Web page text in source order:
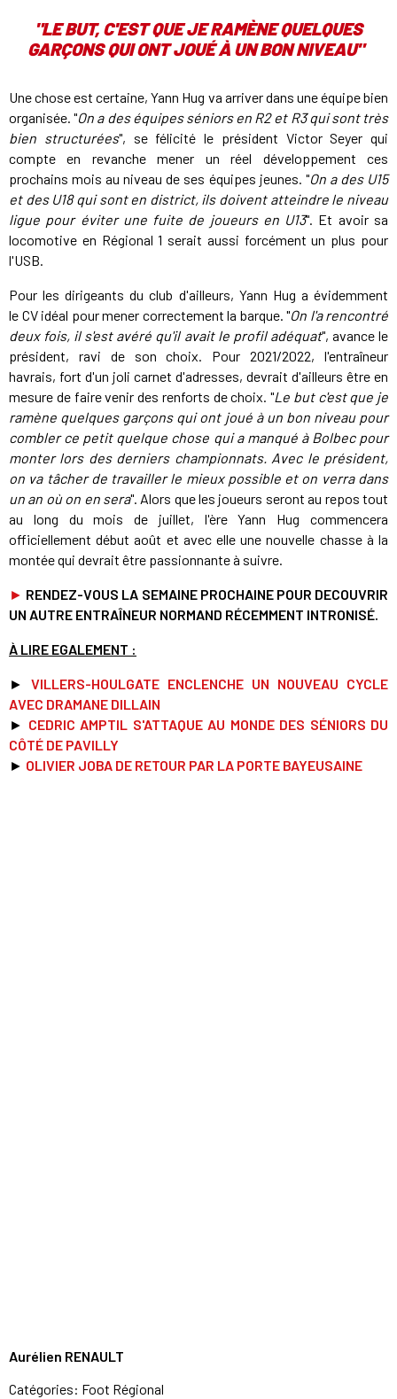
"LE BUT, C'EST QUE JE RAMÈNE QUELQUES
GARÇONS QUI ONT JOUÉ À UN BON NIVEAU"
Une chose est certaine, Yann Hug va arriver dans une équipe bien
organisée. "On a des équipes séniors en R2 et R3 qui sont très
bien structurées", se félicité le président Victor Seyer qui
compte en revanche mener un réel développement ces
prochains mois au niveau de ses équipes jeunes. "On a des U15
et des U18 qui sont en district, ils doivent atteindre le niveau
ligue pour éviter une fuite de joueurs en U13". Et avoir sa
locomotive en Régional 1 serait aussi forcément un plus pour
l'USB.
Pour les dirigeants du club d'ailleurs, Yann Hug a évidemment
le CV idéal pour mener correctement la barque. "On l'a rencontré
deux fois, il s'est avéré qu'il avait le profil adéquat", avance le
président, ravi de son choix. Pour 2021/2022, l'entraîneur
havrais, fort d'un joli carnet d'adresses, devrait d'ailleurs être en
mesure de faire venir des renforts de choix. "Le but c'est que je
ramène quelques garçons qui ont joué à un bon niveau pour
combler ce petit quelque chose qui a manqué à Bolbec pour
monter lors des derniers championnats. Avec le président,
on va tâcher de travailler le mieux possible et on verra dans
un an où on en sera". Alors que les joueurs seront au repos tout
au long du mois de juillet, l'ère Yann Hug commencera
officiellement début août et avec elle une nouvelle chasse à la
montée qui devrait être passionnante à suivre.
► RENDEZ-VOUS LA SEMAINE PROCHAINE POUR DECOUVRIR
UN AUTRE ENTRAÎNEUR NORMAND RÉCEMMENT INTRONISÉ.
À LIRE EGALEMENT :
►
VILLERS-HOULGATE ENCLENCHE UN NOUVEAU CYCLE
AVEC DRAMANE DILLAIN
► CEDRIC AMPTIL S'ATTAQUE AU MONDE DES SÉNIORS DU
CÔTÉ DE PAVILLY
► OLIVIER JOBA DE RETOUR PAR LA PORTE BAYEUSAINE
Aurélien RENAULT
Catégories: Foot Régional